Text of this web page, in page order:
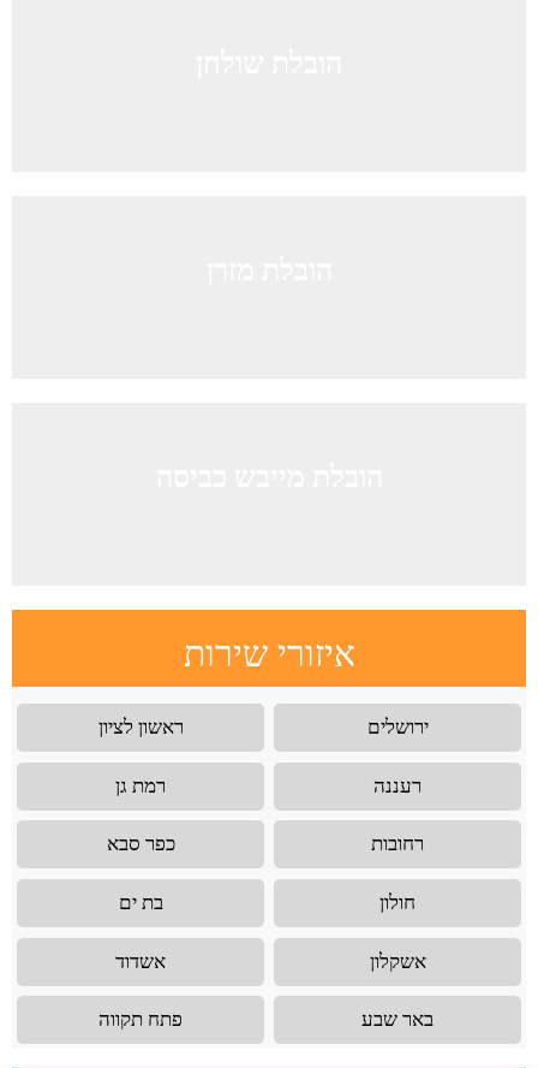
איזורי שירות
ירושלים ראשון לציון
רעננה רמת גן
רחובות כפר סבא
חולון בת ים
אשקלון אשדוד
באר שבע פתח תקווה